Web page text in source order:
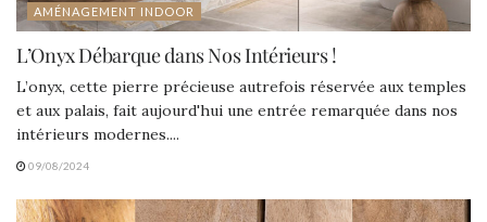
AMÉNAGEMENT INDOOR
L’Onyx Débarque dans Nos Intérieurs !
L’onyx, cette pierre précieuse autrefois réservée aux temples
et aux palais, fait aujourd'hui une entrée remarquée dans nos
intérieurs modernes....
09/08/2024